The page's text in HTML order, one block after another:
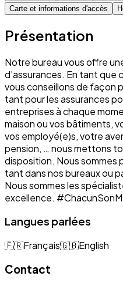
Carte et informations d'accès
Présentation
Notre bureau vous offre
d’assurances. En tant que
vous conseillons de façon
tant pour les assurances
entreprises à chaque
maison ou vos bâtiments,
vos employé(e)s, votre
pension, … nous mettons
disposition. Nous sommes
tant dans nos bureaux ou
Nous sommes les
excellence.
Langues parlées
🇫🇷Français🇬🇧English
Contact